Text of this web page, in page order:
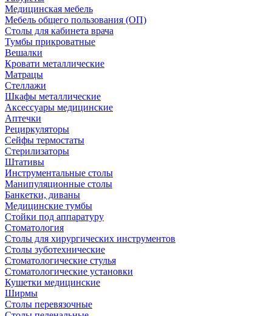
Медицинская мебель
Мебель общего пользования (ОП)
Столы для кабинета врача
Тумбы прикроватные
Вешалки
Кровати металлические
Матрацы
Стеллажи
Шкафы металлические
Аксессуары медицинские
Аптечки
Рециркуляторы
Сейфы термостаты
Стерилизаторы
Штативы
Инструментальные столы
Манипуляционные столы
Банкетки, диваны
Медицинские тумбы
Стойки под аппаратуру
Стоматология
Столы для хирургических инструментов
Столы зуботехнические
Стоматологические стулья
Стоматологические установки
Кушетки медицинские
Ширмы
Столы перевязочные